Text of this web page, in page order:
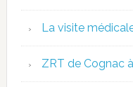
La visite
ZRT de Cognac